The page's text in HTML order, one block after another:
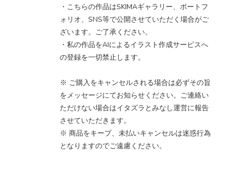
・こちらの作品はSKIMAギャラリー、ポートフ
ォリオ、SNS等で公開させていただく場合がご
ざいます。ご了承ください。
・私の作品をAIによるイラスト作成サービスへ
の登録を一切禁止します。
※ ご購入をキャンセルされる場合は必ずその旨
をメッセージにてお知らせください。ご連絡い
ただけない場合はイタズラとみなし運営に報告
させていただきます。
※ 商品をキープ、未払いキャンセルは迷惑行為
となりますのでご遠慮ください。